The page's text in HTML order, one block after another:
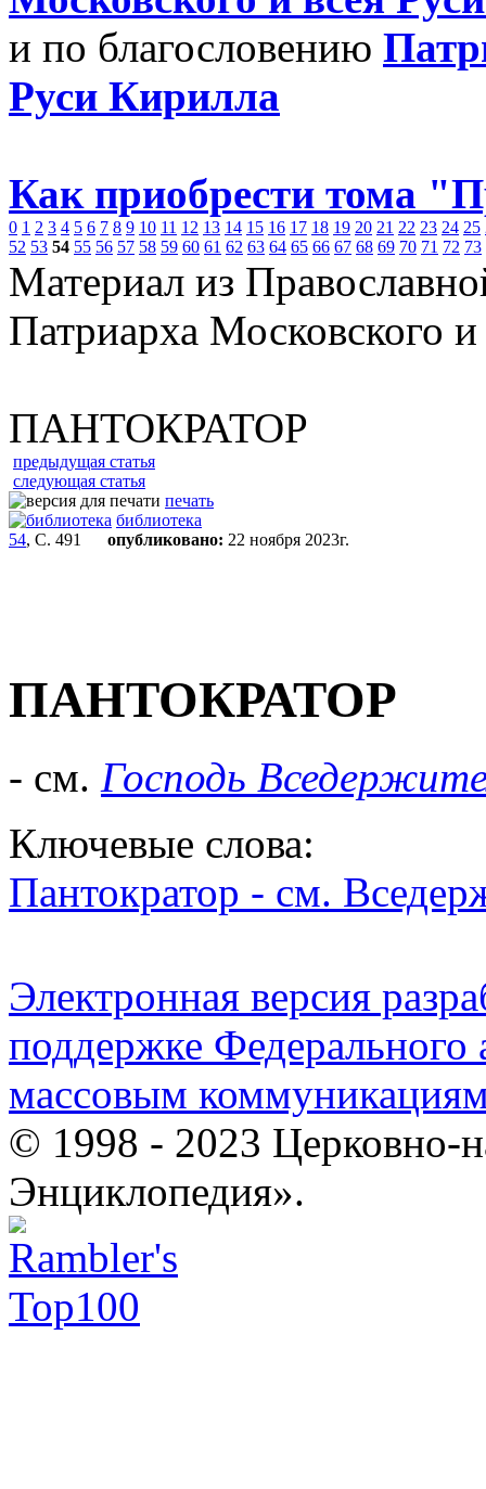
и по благословению
Руси Кирилла
Как приобрести тома
0 1 2 3 4 5 6 7 8 9 10 11 12 13 14 15 16 17 18 19 20 21 22 23 24 25
52 53 54 55 56 57 58 59 60 61 62 63 64 65 66 67 68 69 70 71 72 73
Материал из
Патриарха Московского
ПАНТОКРАТОР
предыдущая статья
следующая статья
печать
библиотека
54, С. 491 опубликовано: 22 ноября 2023г.
ПАНТОКРАТОР
- см. Господь
Ключевые слова:
Пантократор - см.
Электронная версия
поддержке Федерального
массовым
© 1998 - 2023 Церковно-
Энциклопедия».